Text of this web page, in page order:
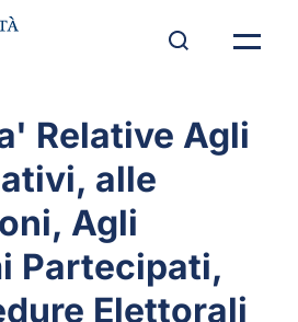
Relative Agli
alle
Agli
Partecipati,
Elettorali